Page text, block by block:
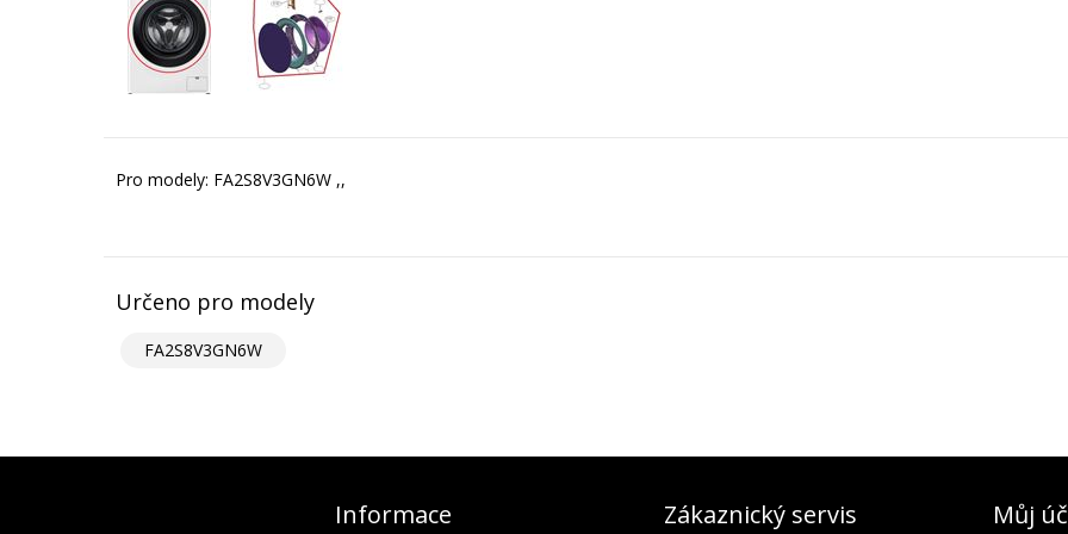
Pro modely: FA2S8V3GN6W ,,
Určeno pro modely
FA2S8V3GN6W
Informace Zákaznický servis Můj